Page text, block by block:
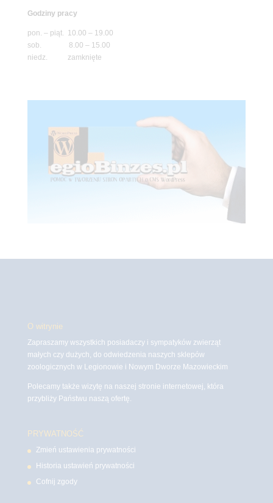
Godziny pracy
pon. – piąt. 10.00 – 19.00
sob. 8.00 – 15.00
niedz. zamknięte
O witrynie
Zapraszamy wszystkich posiadaczy i sympatyków zwierząt
małych czy dużych, do odwiedzenia naszych sklepów
zoologicznych w Legionowie i Nowym Dworze Mazowieckim
Polecamy także wizytę na naszej stronie internetowej, która
przybliży Państwu naszą ofertę.
PRYWATNOŚĆ
Zmień ustawienia prywatności
Historia ustawień prywatności
Cofnij zgody